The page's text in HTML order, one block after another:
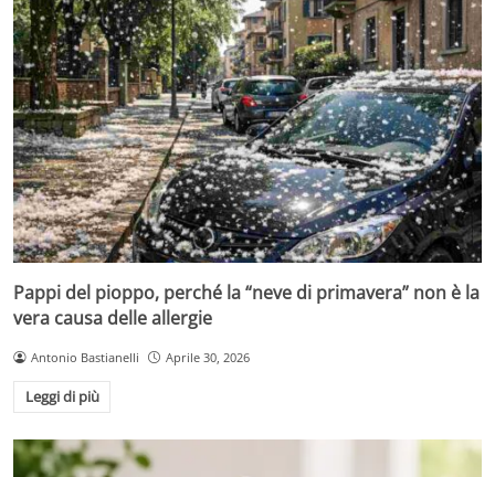
Pappi del pioppo, perché la “neve di primavera” non è la
vera causa delle allergie
Antonio Bastianelli Aprile 30, 2026
Leggi di più